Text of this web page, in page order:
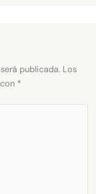
publicada. Los
*